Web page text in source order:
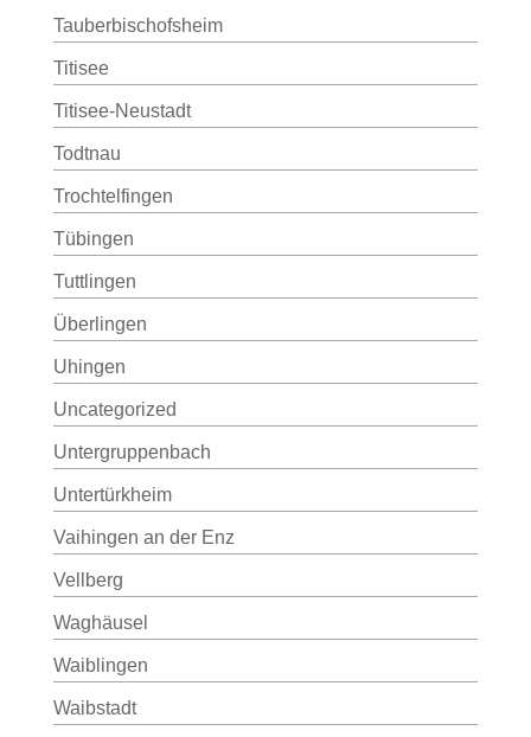
Tauberbischofsheim
Titisee
Titisee-Neustadt
Todtnau
Trochtelfingen
Tübingen
Tuttlingen
Überlingen
Uhingen
Uncategorized
Untergruppenbach
Untertürkheim
Vaihingen an der Enz
Vellberg
Waghäusel
Waiblingen
Waibstadt